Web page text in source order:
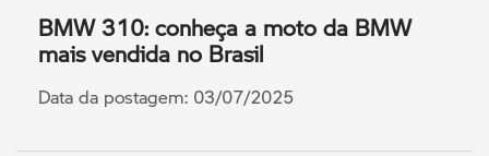
BMW 310: conheça a moto da BMW
mais vendida no Brasil
Data da postagem: 03/07/2025